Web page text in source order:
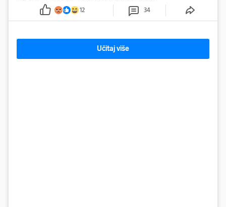
12 34
Učitaj više